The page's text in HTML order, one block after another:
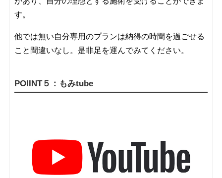
す。
他では無い自分専用のプランは納得の時間を過ごせる
こと間違いなし。是非足を運んでみてください。
POIINT５：もみtube